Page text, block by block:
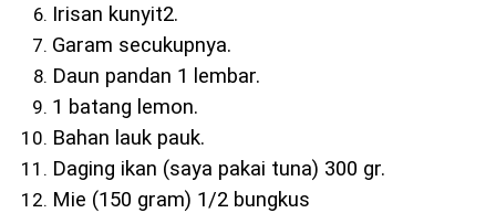
Irisan kunyit2.
Garam secukupnya.
Daun pandan 1 lembar.
1 batang lemon.
Bahan lauk pauk.
Daging ikan (saya pakai tuna) 300 gr.
Mie (150 gram) 1/2 bungkus